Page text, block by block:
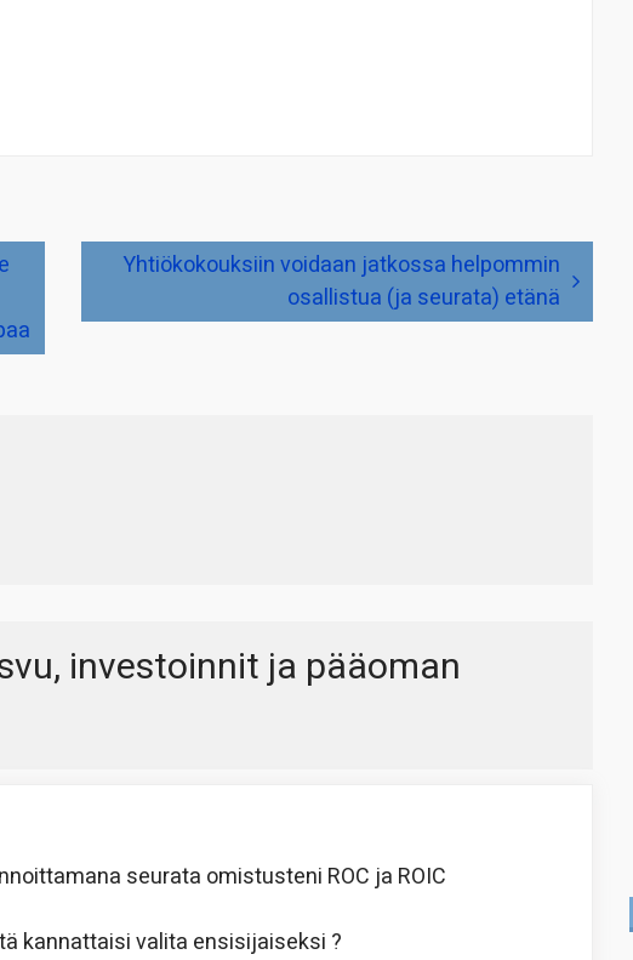
Yhtiökokouksiin voidaan jatkossa helpommin
osallistua (ja seurata) etänä
investoinnit ja pääoman
seurata omistusteni ROC ja ROIC
kannattaisi valita ensisijaiseksi ?